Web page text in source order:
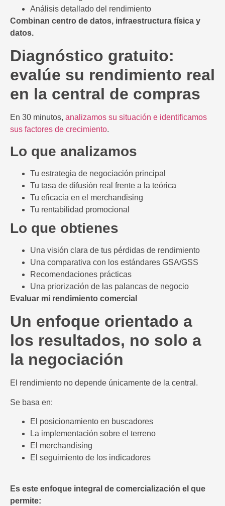
Análisis detallado del rendimiento
Combinan centro de datos, infraestructura física y
datos.
Diagnóstico gratuito:
evalúe su rendimiento real
en la central de compras
En 30 minutos, analizamos su situación e identificamos
sus factores de crecimiento.
Lo que analizamos
Tu estrategia de negociación principal
Tu tasa de difusión real frente a la teórica
Tu eficacia en el merchandising
Tu rentabilidad promocional
Lo que obtienes
Una visión clara de tus pérdidas de rendimiento
Una comparativa con los estándares GSA/GSS
Recomendaciones prácticas
Una priorización de las palancas de negocio
Evaluar mi rendimiento comercial
Un enfoque orientado a
los resultados, no solo a
la negociación
El rendimiento no depende únicamente de la central.
Se basa en:
El posicionamiento en buscadores
La implementación sobre el terreno
El merchandising
El seguimiento de los indicadores
Es este enfoque integral de comercialización el que
permite: